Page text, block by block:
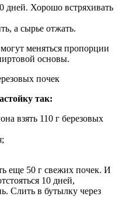
дней. Хорошо встряхивать
а сырье отжать.
меняться пропорции
основы.
так:
взять 110 г березовых
еще 50 г свежих почек. И
10 дней,
Слить в бутылку через